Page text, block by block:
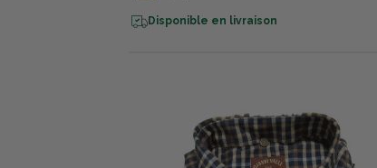
Disponible en livraison